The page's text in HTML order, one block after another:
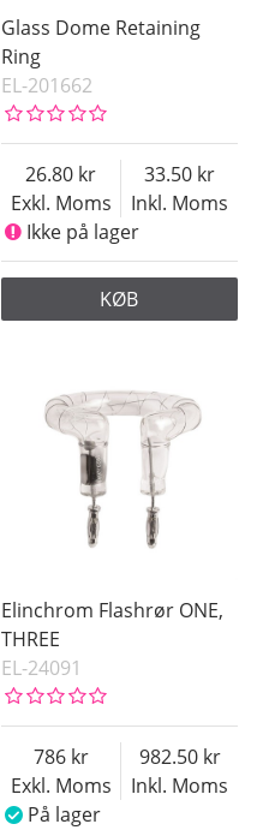
Glass Dome Retaining
Ring
EL-201662
Exkl. Moms
26.80
Inkl. Moms
33.50
Ikke på lager
KØB
Elinchrom Flashrør ONE,
THREE
EL-24091
Exkl. Moms
786
Inkl. Moms
982.50
På lager